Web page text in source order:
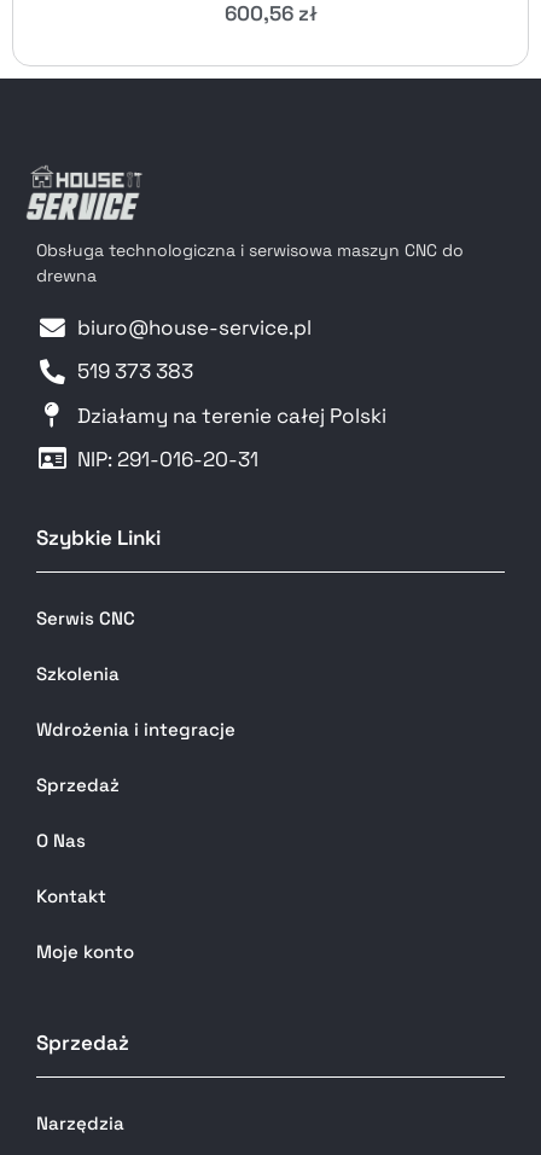
600,56 zł
Obsługa technologiczna i serwisowa maszyn CNC do
drewna
biuro@house-service.pl
519 373 383
Działamy na terenie całej Polski
NIP: 291-016-20-31​
Szybkie Linki
Serwis CNC
Szkolenia
Wdrożenia i integracje
Sprzedaż
O Nas
Kontakt
Moje konto
Sprzedaż
Narzędzia